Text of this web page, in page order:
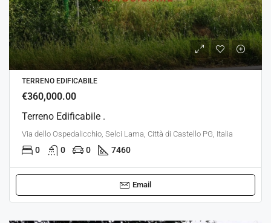
TERRENO EDIFICABILE
€360,000.00
Terreno Edificabile .
Via dello Ospedalicchio, Selci Lama, Città di Castello PG, Italia
0 0 0 7460
Email